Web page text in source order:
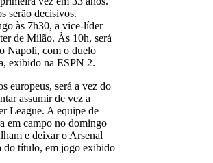
serão decisivos.
às 7h30, a vice-líder
de Milão. Às 10h, será
Napoli, com o duelo
exibido na ESPN 2.
europeus, será a vez do
assumir de vez a
League. A equipe de
em campo no domingo
e deixar o Arsenal
do título, em jogo exibido